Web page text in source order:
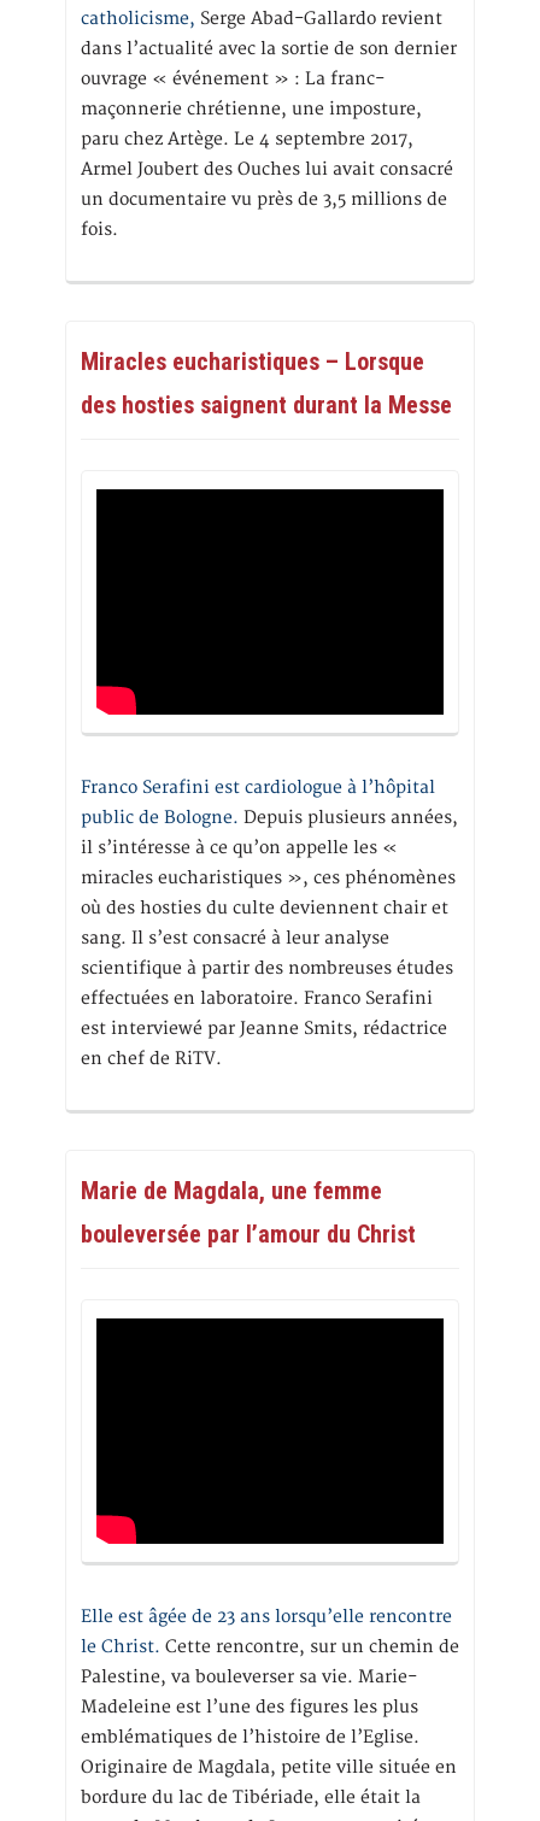
catholicisme, Serge Abad-Gallardo revient
dans l’actualité avec la sortie de son dernier
ouvrage « événement » : La franc-
maçonnerie chrétienne, une imposture,
paru chez Artège. Le 4 septembre 2017,
Armel Joubert des Ouches lui avait consacré
un documentaire vu près de 3,5 millions de
fois.
Miracles eucharistiques – Lorsque
des hosties saignent durant la Messe
Franco Serafini est cardiologue à l’hôpital
public de Bologne. Depuis plusieurs années,
il s’intéresse à ce qu’on appelle les «
miracles eucharistiques », ces phénomènes
où des hosties du culte deviennent chair et
sang. Il s’est consacré à leur analyse
scientifique à partir des nombreuses études
effectuées en laboratoire. Franco Serafini
est interviewé par Jeanne Smits, rédactrice
en chef de RiTV.
Marie de Magdala, une femme
bouleversée par l’amour du Christ
Elle est âgée de 23 ans lorsqu’elle rencontre
le Christ. Cette rencontre, sur un chemin de
Palestine, va bouleverser sa vie. Marie-
Madeleine est l’une des figures les plus
emblématiques de l’histoire de l’Eglise.
Originaire de Magdala, petite ville située en
bordure du lac de Tibériade, elle était la